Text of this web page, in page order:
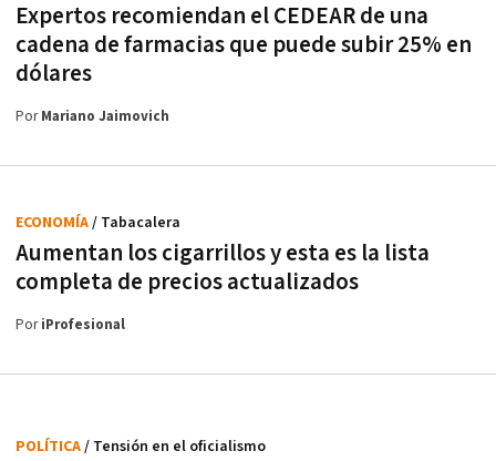
Expertos recomiendan el CEDEAR de una
cadena de farmacias que puede subir 25% en
dólares
PorMariano Jaimovich
Aumentan los cigarrillos y esta es la lista
completa de precios actualizados
ECONOMÍA/ Tabacalera
PoriProfesional
POLÍTICA/ Tensión en el oficialismo